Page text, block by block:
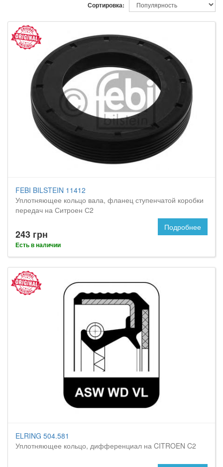
Сортировка:
FEBI BILSTEIN 11412
Уплотняющее кольцо вала, фланец ступенчатой коробки
передач на Ситроен С2
243 грн
Есть в наличии
Подробнее
ELRING 504.581
Уплотняющее кольцо, дифференциал на CITROEN C2